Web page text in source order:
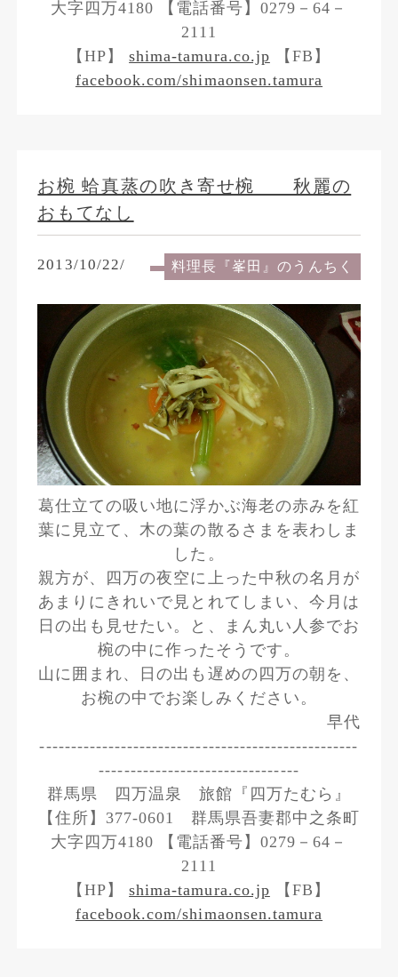
大字四万4180 【電話番号】0279－64－
2111
【HP】shima-tamura.co.jp 【FB】
facebook.com/shimaonsen.tamura
お椀 蛤真蒸の吹き寄せ椀 秋麗の
おもてなし
2013/10/22/ 料理長『峯田』のうんちく
葛仕立ての吸い地に浮かぶ海老の赤みを紅
葉に見立て、木の葉の散るさまを表わしま
した。
親方が、四万の夜空に上った中秋の名月が
あまりにきれいで見とれてしまい、今月は
日の出も見せたい。と、まん丸い人参でお
椀の中に作ったそうです。
山に囲まれ、日の出も遅めの四万の朝を、
お椀の中でお楽しみください。
早代
---------------------------------------------------
--------------------------------
群馬県 四万温泉 旅館『四万たむら』
【住所】377-0601 群馬県吾妻郡中之条町
大字四万4180 【電話番号】0279－64－
2111
【HP】shima-tamura.co.jp 【FB】
facebook.com/shimaonsen.tamura